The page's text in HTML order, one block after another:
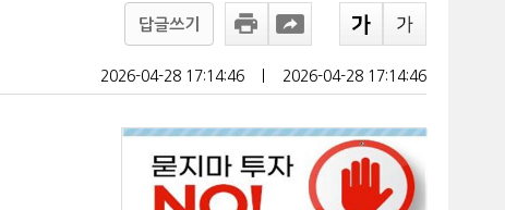
답글쓰기
2026-04-28 17:14:46 2026-04-28 17:14:46